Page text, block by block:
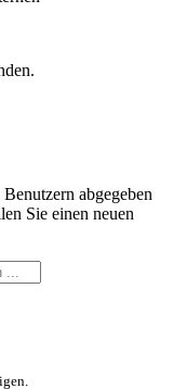
abgegeben
Sie einen neuen